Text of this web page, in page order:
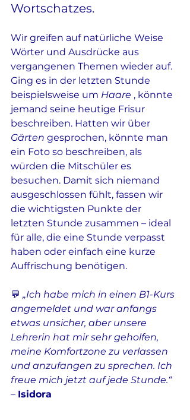
Wortschatzes.
Wir greifen auf natürliche Weise
Wörter und Ausdrücke aus
vergangenen Themen wieder auf.
Ging es in der letzten Stunde
beispielsweise um Haare , könnte
jemand seine heutige Frisur
beschreiben. Hatten wir über
Gärten gesprochen, könnte man
ein Foto so beschreiben, als
würden die Mitschüler es
besuchen. Damit sich niemand
ausgeschlossen fühlt, fassen wir
die wichtigsten Punkte der
letzten Stunde zusammen – ideal
für alle, die eine Stunde verpasst
haben oder einfach eine kurze
Auffrischung benötigen.
💬 „Ich habe mich in einen B1-Kurs
angemeldet und war anfangs
etwas unsicher, aber unsere
Lehrerin hat mir sehr geholfen,
meine Komfortzone zu verlassen
und anzufangen zu sprechen. Ich
freue mich jetzt auf jede Stunde.“
– Isidora